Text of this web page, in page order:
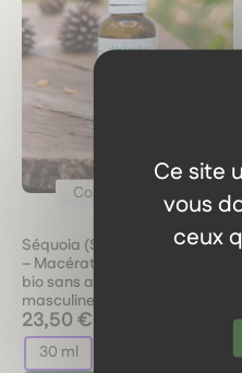
Ce site
vous
ceux
Confort urinaire
Séquoia (Sequoia gigantea)
– Macérat de jeunes pousses
bio sans alcool – Vitalité
masculine et soutien osseux
23,50 €
30 ml